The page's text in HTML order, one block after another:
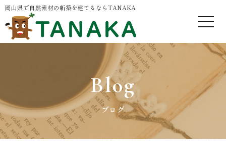
岡山県で自然素材の新築を建てるならTANAKA
Blog
ブログ